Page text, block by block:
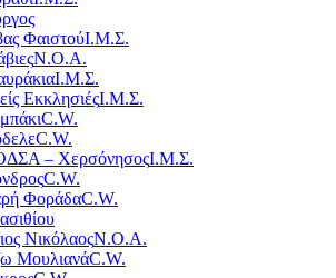
ΦαιστούΙ.Μ.Σ.
Ν.Ο.Α.
Ι.Μ.Σ.
ΕκκλησιέςΙ.Μ.Σ.
C.W.
C.W.
– ΧερσόνησοςΙ.Μ.Σ.
C.W.
ΦοράδαC.W.
ΝικόλαοςΝ.Ο.Α.
ΜουλιανάC.W.